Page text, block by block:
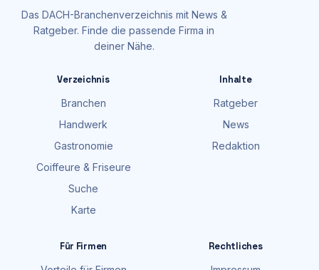
Das DACH-Branchenverzeichnis mit News &
Ratgeber. Finde die passende Firma in
deiner Nähe.
Verzeichnis
Branchen
Handwerk
Gastronomie
Coiffeure & Friseure
Suche
Karte
Inhalte
Ratgeber
News
Redaktion
Für Firmen
Rechtliches